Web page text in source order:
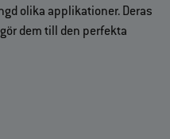
olika applikationer. Deras
dem till den perfekta